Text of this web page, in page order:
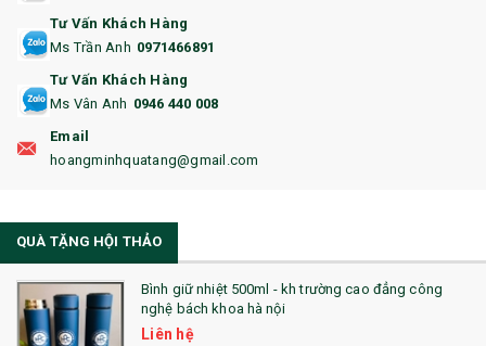
16. BAO HỘ CHIẾU
18. ẤM CHÉN QUÀ TẶNG
19. ĐỒNG HỒ TREO TƯỜNG
22. ĐỒNG HỒ ĐỂ BÀN
23. QÙA TẶNG ĐỘC ĐÁO
24. QÙA TẶNG PHA LÊ
Tư Vấn Khách Hàng
Ms Trần Anh 0971466891
Tư Vấn Khách Hàng
Ms Vân Anh 0946 440 008
Email
hoangminhquatang@gmail.com
QUÀ TẶNG HỘI THẢO
Bình giữ nhiệt 500ml - kh trường cao đẳng công
nghệ bách khoa hà nội
Liên hệ